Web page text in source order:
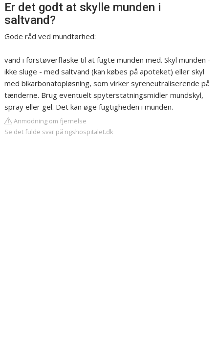
Er det godt at skylle munden i
saltvand?
Gode råd ved mundtørhed:
vand i forstøverflaske til at fugte munden med. Skyl munden -
ikke sluge - med saltvand (kan købes på apoteket) eller skyl
med bikarbonatopløsning, som virker syreneutraliserende på
tænderne. Brug eventuelt spyterstatningsmidler mundskyl,
spray eller gel. Det kan øge fugtigheden i munden.
Anmodning om fjernelse
Se det fulde svar på rigshospitalet.dk